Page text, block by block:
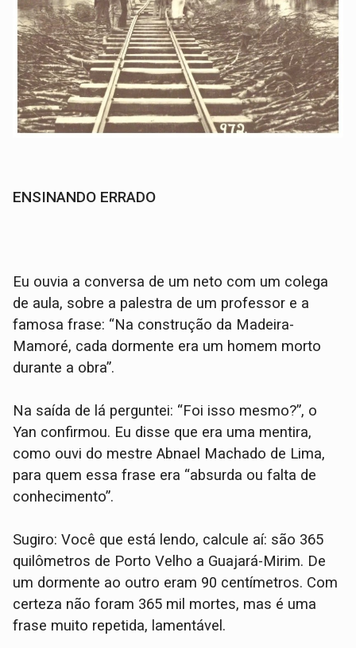
ENSINANDO ERRADO
Eu ouvia a conversa de um neto com um colega
de aula, sobre a palestra de um professor e a
famosa frase: “Na construção da Madeira-
Mamoré, cada dormente era um homem morto
durante a obra”.
Na saída de lá perguntei: “Foi isso mesmo?”, o
Yan confirmou. Eu disse que era uma mentira,
como ouvi do mestre Abnael Machado de Lima,
para quem essa frase era “absurda ou falta de
conhecimento”.
Sugiro: Você que está lendo, calcule aí: são 365
quilômetros de Porto Velho a Guajará-Mirim. De
um dormente ao outro eram 90 centímetros. Com
certeza não foram 365 mil mortes, mas é uma
frase muito repetida, lamentável.